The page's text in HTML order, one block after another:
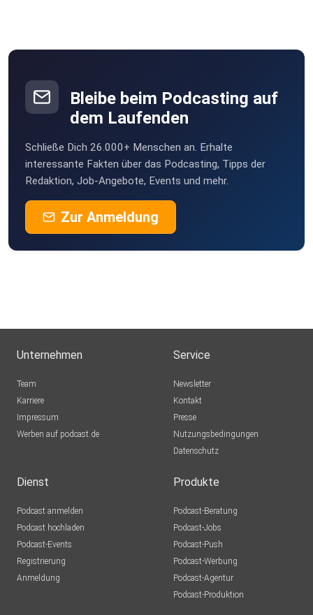
Bleibe beim Podcasting auf
dem Laufenden
Schließe Dich 26.000+ Menschen an. Erhalte
interessante Fakten über das Podcasting, Tipps der
Redaktion, Job-Angebote, Events und mehr.
Zur Anmeldung
Unternehmen
Team
Karriere
Impressum
Werben auf podcast.de
Service
Newsletter
Kontakt
Presse
Nutzungsbedingungen
Datenschutz
Dienst
Podcast anmelden
Podcast hochladen
Podcast-Events
Registrierung
Anmeldung
Produkte
Podcast-Beratung
Podcast-Jobs
Podcast-Push
Podcast-Werbung
Podcast-Agentur
Podcast-Produktion